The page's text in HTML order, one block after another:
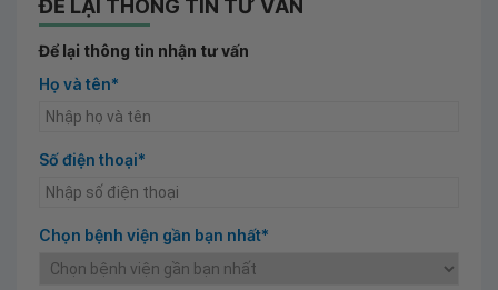
ĐỂ LẠI THÔNG TIN TƯ VẤN
Để lại thông tin nhận tư vấn
Họ và tên*
Số điện thoại*
Chọn bệnh viện gần bạn nhất*